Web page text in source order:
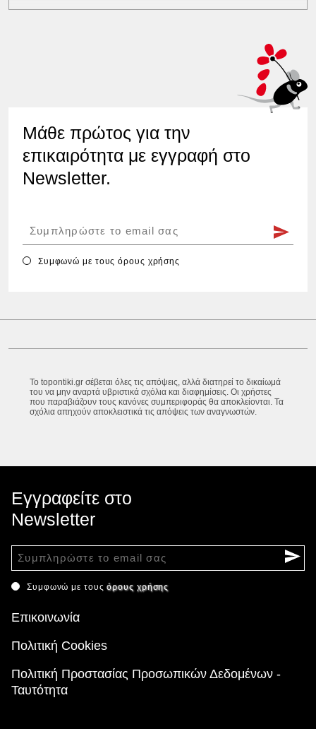
Μάθε πρώτος για την
επικαιρότητα με εγγραφή στο
Newsletter.
Συμφωνώ με τουςόρους χρήσης
Το topontiki.gr σέβεται όλες τις απόψεις, αλλά διατηρεί το δικαίωμά
του να μην αναρτά υβριστικά σχόλια και διαφημίσεις. Οι χρήστες
που παραβιάζουν τους κανόνες συμπεριφοράς θα αποκλείονται. Τα
σχόλια απηχούν αποκλειστικά τις απόψεις των αναγνωστών.
Εγγραφείτε στο
Newsletter
Συμφωνώ με τουςόρους χρήσης
Επικοινωνία
Πολιτική Cookies
Πολιτική Προστασίας Προσωπικών Δεδομένων -
Ταυτότητα